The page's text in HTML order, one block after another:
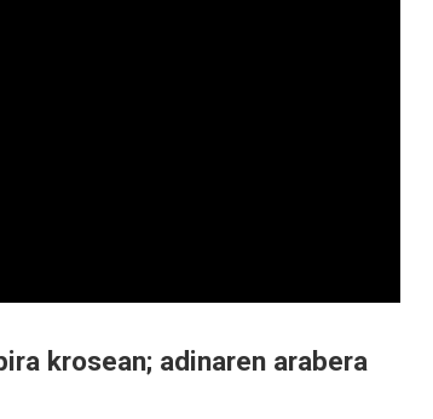
krosean; adinaren arabera